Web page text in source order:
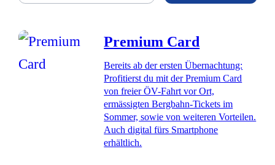
Premium Card
Bereits ab der ersten Übernachtung:
Profitierst du mit der Premium Card
von freier ÖV-Fahrt vor Ort,
ermässigten Bergbahn-Tickets im
Sommer, sowie von weiteren Vorteilen.
Auch digital fürs Smartphone
erhältlich.